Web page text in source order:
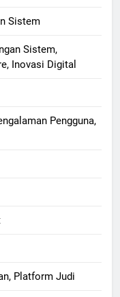
Sistem
Sistem,
Inovasi Digital
Pengguna,
Platform Judi